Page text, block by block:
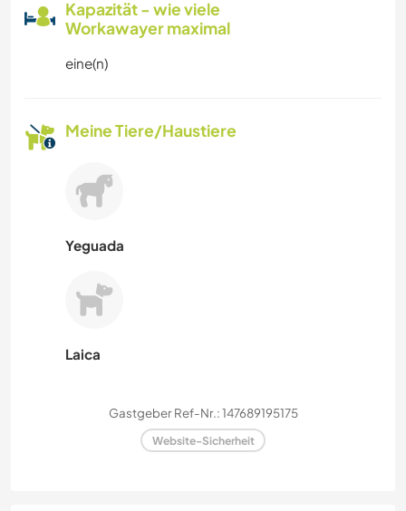
Kapazität - wie viele
Workawayer maximal
eine(n)
Meine Tiere/Haustiere
Yeguada
Laica
Gastgeber Ref-Nr.: 147689195175
Website-Sicherheit